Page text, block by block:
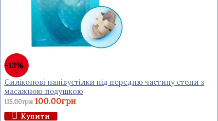
-13%
Силіконові напівустілки під передню частину стопи з
масажною подушкою
115.00грн 100.00грн
Купити